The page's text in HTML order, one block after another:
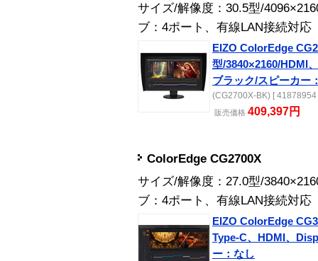
サイズ/解像度：30.5型/
ブ：4ポート、有線LAN接続対応
EIZO ColorEdge
型/3840×2160/HDMI
ブラック/スピーカー
(CG2700X-BK) [ 41878954
販売価格 409,397円
ColorEdge CG2700X
サイズ/解像度：27.0型/
ブ：4ポート、有線LAN接続対応
EIZO ColorEdge
Type-C、HDMI、
ー：なし